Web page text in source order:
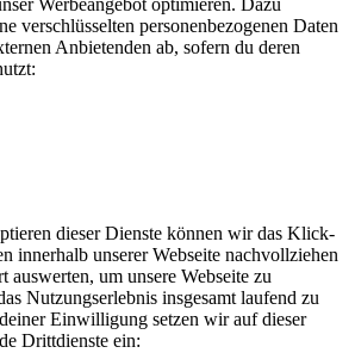
Werbeangebot optimieren. Dazu
verschlüsselten personenbezogenen Daten
Anbietenden ab, sofern du deren
dieser Dienste können wir das Klick-
innerhalb unserer Webseite nachvollziehen
auswerten, um unsere Webseite zu
Nutzungserlebnis insgesamt laufend zu
Einwilligung setzen wir auf dieser
Drittdienste ein: